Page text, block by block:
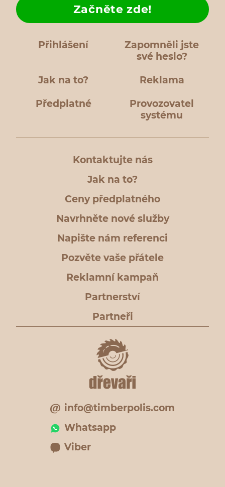
Přihlášení
Zapomněli jste
své heslo?
Jak na to?
Začněte zde!
Reklama
Předplatné
Provozovatel
systému
Kontaktujte nás
Jak na to?
Ceny předplatného
Navrhněte nové služby
Napište nám referenci
Pozvěte vaše přátele
Reklamní kampaň
Partnerství
Partneři
info@timberpolis.com
Whatsapp
Viber